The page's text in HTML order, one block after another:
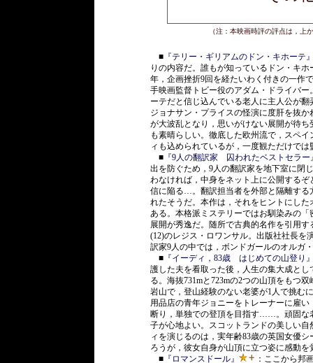
（注：本映画時評の評点は，上
■ 『テリー・ギリアムのドン・キホーテ
りの内容だ。誰もが知っているドン・キ
年，企画挫折9回を経たいわく付きの一作
手映画監督トビー役のアダム・ドライバ
ーテだと信じ込んでいる老人に主人公が
ジョナサン・プライスの怪演に度肝を抜
が大波乱となり，思いがけない展開が待
も素晴らしい。徹底した欧州流で，スペ
ィも込められているが，一度観ただけで
■ 『9人の翻訳家 囚われたベストセラー
出を防ぐため，9人の翻訳家を地下室に閉
わなければ，中身をネット上に公開する
信に陥る…。翻訳担当者を外部と隔離する
れたそうだ。本作は，それをヒントにし
ある。本格派ミステリーではお馴染みの
展開が秀逸だ。随所で古典的名作を引用
(12)のレジス・ロワンサル。出版社社長を
訳家9人の中では，ボンドガールのオルガ
■ 『イーディ，83歳 はじめての山登り
護した夫を看取った後，人生の集大成と
る。海抜731mと723mの2つの山頂をもつ
岩山で，登山経験のない老婆が1人で挑む
用品店の青年ジョニーをトレーナーに雇
断り，単独での登頂を目指す……。頑固な
子が心地よい。スコットランドの美しい
ィを演じるのは，実年齢83歳の英国女優
ろうが，彼女自身が山頂に立つ姿に感動
■ 『ロマンスドール』
：ここから邦